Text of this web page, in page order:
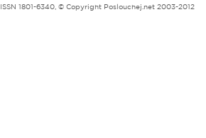
ISSN 1801-6340, © Copyright Poslouchej.net 2003-2012